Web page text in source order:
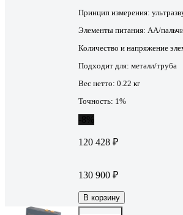
Принцип измерения:
Элементы питания: AA/
Количество и напряжение
Подходит для: металл/труба
Вес нетто: 0.22 кг
Точность: 1%
120 428 ₽
130 900 ₽
В корзину